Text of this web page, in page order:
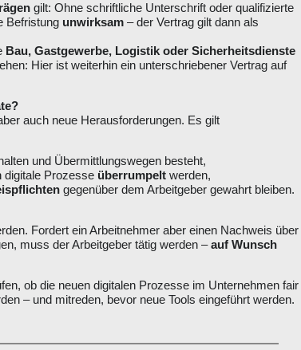
gilt: Ohne schriftliche Unterschrift oder qualifizierte
Befristung unwirksam – der Vertrag gilt dann als
Bau, Gastgewerbe, Logistik oder Sicherheitsdienste
Hier ist weiterhin ein unterschriebener Vertrag auf
auch neue Herausforderungen. Es gilt
und Übermittlungswegen besteht,
digitale Prozesse überrumpelt werden,
gegenüber dem Arbeitgeber gewahrt bleiben.
Fordert ein Arbeitnehmer aber einen Nachweis über
muss der Arbeitgeber tätig werden –auf Wunsch
ob die neuen digitalen Prozesse im Unternehmen fair
– und mitreden, bevor neue Tools eingeführt werden.